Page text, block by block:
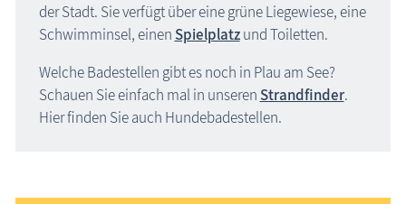
der Stadt. Sie verfügt über eine grüne Liegewiese, eine
Schwimminsel, einen Spielplatzund Toiletten.
Welche Badestellen gibt es noch in Plau am See?
Schauen Sie einfach mal in unseren Strandfinder.
Hier finden Sie auch Hundebadestellen.